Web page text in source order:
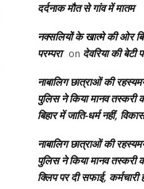
दर्दनाक मौत से गांव में मातम
नक्सलियों के खात्मे की ओर
परम्परा on देवरिया की बेटी
नाबालिग छात्राओं की
पुलिस ने किया मानव तस्करी
बिहार में जाति-धर्म नहीं,
नाबालिग छात्राओं की
पुलिस ने किया मानव तस्करी
क्लिप पर दी सफाई,